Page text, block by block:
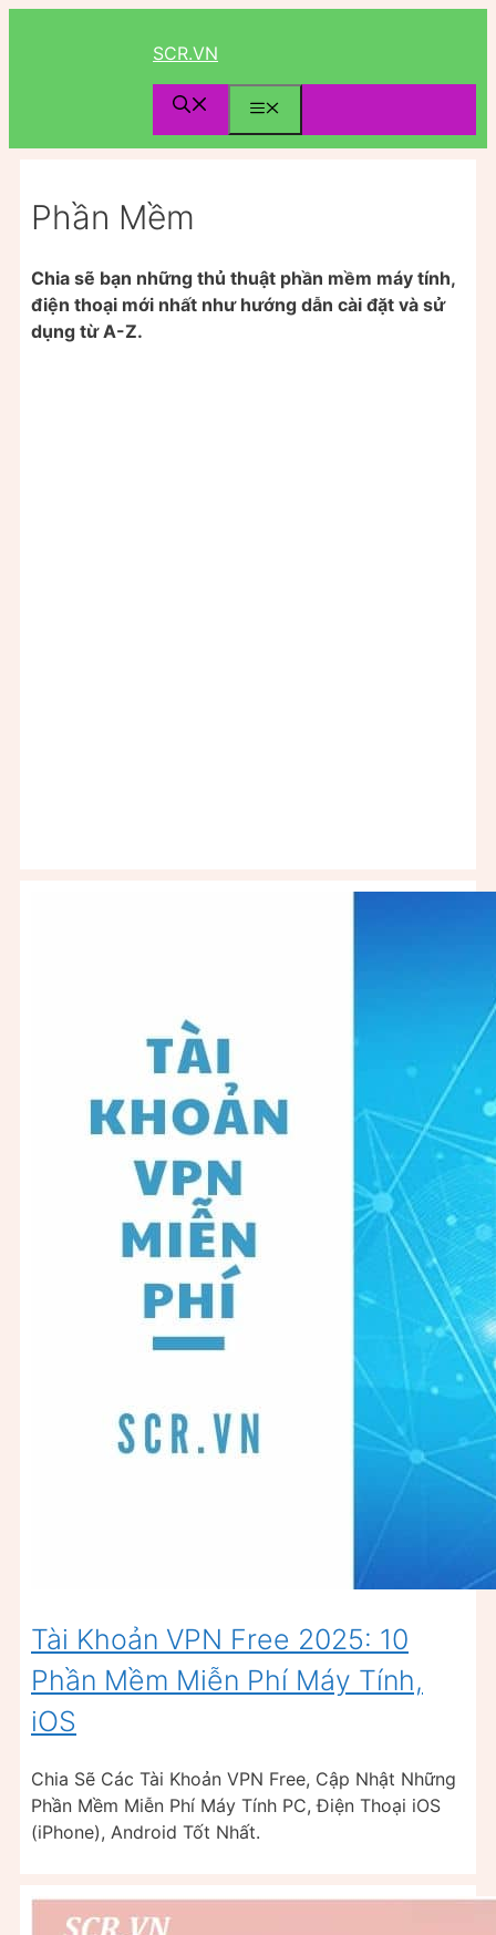
SCR.VN
Menu
Phần Mềm
Chia sẽ bạn những thủ thuật phần mềm máy tính,
điện thoại mới nhất như hướng dẫn cài đặt và sử
dụng từ A-Z.
Tài Khoản VPN Free 2025: 10
Phần Mềm Miễn Phí Máy Tính,
iOS
Chia Sẽ Các Tài Khoản VPN Free, Cập Nhật Những
Phần Mềm Miễn Phí Máy Tính PC, Điện Thoại iOS
(iPhone), Android Tốt Nhất.